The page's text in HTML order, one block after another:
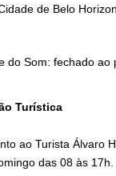
de Belo
do Som: fechado ao
Turística
ao Turista Álvaro
das 08 às 17h.